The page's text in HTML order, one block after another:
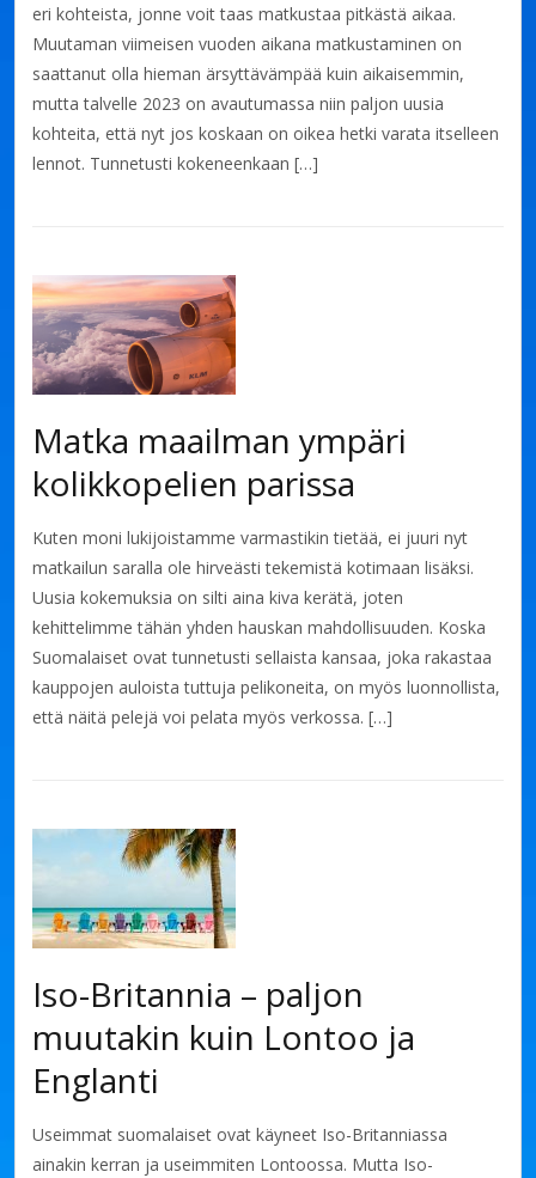
eri kohteista, jonne voit taas matkustaa pitkästä aikaa.
Muutaman viimeisen vuoden aikana matkustaminen on
saattanut olla hieman ärsyttävämpää kuin aikaisemmin,
mutta talvelle 2023 on avautumassa niin paljon uusia
kohteita, että nyt jos koskaan on oikea hetki varata itselleen
lennot. Tunnetusti kokeneenkaan […]
Matka maailman ympäri
kolikkopelien parissa
Kuten moni lukijoistamme varmastikin tietää, ei juuri nyt
matkailun saralla ole hirveästi tekemistä kotimaan lisäksi.
Uusia kokemuksia on silti aina kiva kerätä, joten
kehittelimme tähän yhden hauskan mahdollisuuden. Koska
Suomalaiset ovat tunnetusti sellaista kansaa, joka rakastaa
kauppojen auloista tuttuja pelikoneita, on myös luonnollista,
että näitä pelejä voi pelata myös verkossa. […]
Iso-Britannia – paljon
muutakin kuin Lontoo ja
Englanti
Useimmat suomalaiset ovat käyneet Iso-Britanniassa
ainakin kerran ja useimmiten Lontoossa. Mutta Iso-